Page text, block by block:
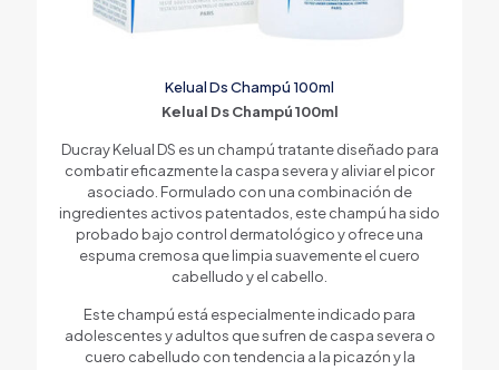
Kelual Ds Champú 100ml
Kelual Ds Champú 100ml
Ducray Kelual DS es un champú tratante diseñado para
combatir eficazmente la caspa severa y aliviar el picor
asociado. Formulado con una combinación de
ingredientes activos patentados, este champú ha sido
probado bajo control dermatológico y ofrece una
espuma cremosa que limpia suavemente el cuero
cabelludo y el cabello.
Este champú está especialmente indicado para
adolescentes y adultos que sufren de caspa severa o
cuero cabelludo con tendencia a la picazón y la